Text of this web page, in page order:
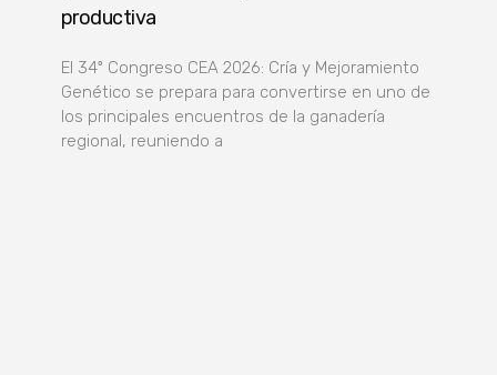
productiva
El 34º Congreso CEA 2026: Cría y Mejoramiento
Genético se prepara para convertirse en uno de
los principales encuentros de la ganadería
regional, reuniendo a